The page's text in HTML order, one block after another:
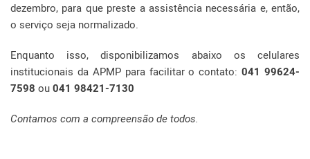
dezembro, para que preste a assistência necessária e, então,
o serviço seja normalizado.
Enquanto isso, disponibilizamos abaixo os celulares
institucionais da APMP para facilitar o contato:041 99624-
7598 ou 041 98421-7130
Contamos com a compreensão de todos.